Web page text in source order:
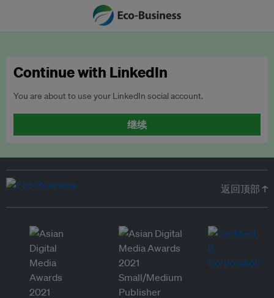
Continue with LinkedIn
You are about to use your LinkedIn social account.
继续
返回顶部 ↑